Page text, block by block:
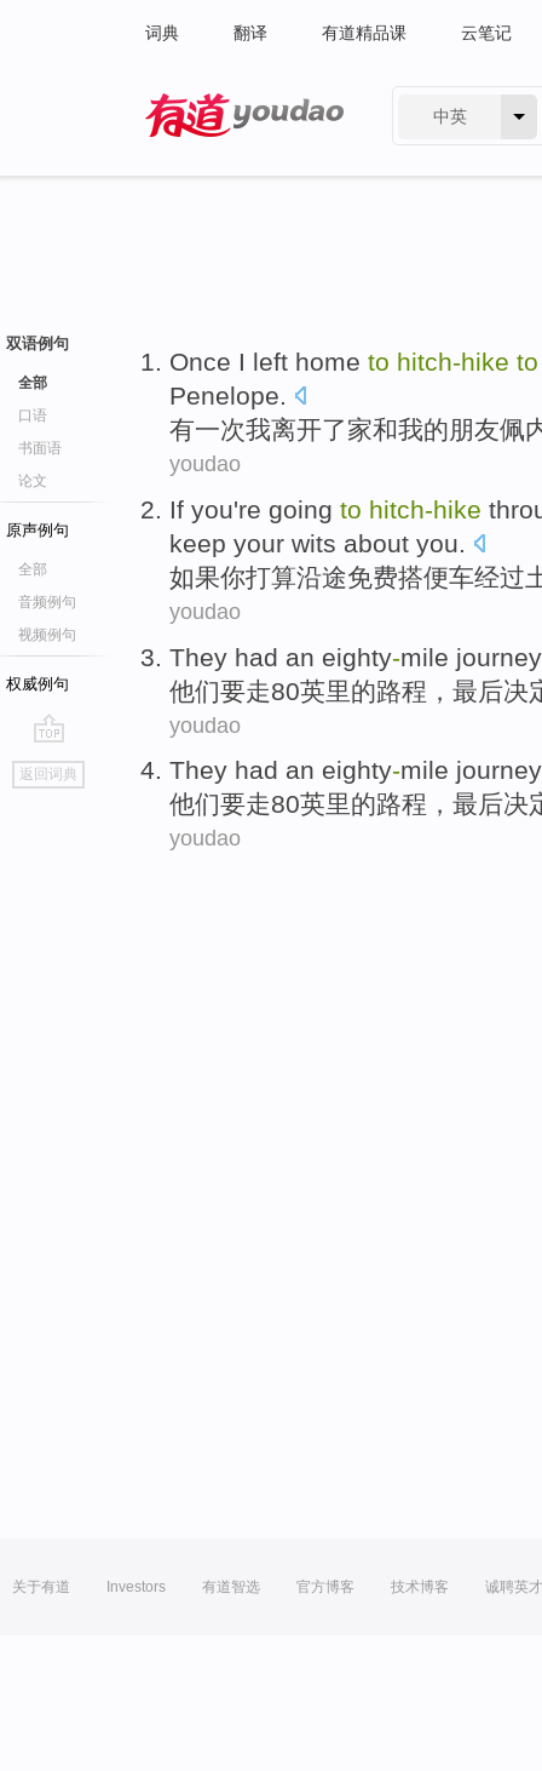
词典 翻译 有道精品课 云笔记
中英
双语例句
全部
口语
书面语
论文
原声例句
全部
音频例句
视频例句
权威例句
go
top
返回词典
Once I left home to hitch-hike to
Penelope.
有一次我离开了家和我的朋友佩
youdao
If you're going to hitch-hike
keep your wits about you.
如果你打算沿途免费搭便车经过
youdao
They had an eighty-mile journey
他们要走80英里的路程 ，最后决
youdao
They had an eighty-mile journey
他们要走80英里的路程 ，最后决
youdao
关于有道 Investors 有道智选 官方博客 技术博客 诚聘英才